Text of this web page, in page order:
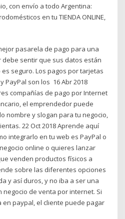
con envío a todo Argentina:
en tu TIENDA ONLINE,
pasarela de pago para una
debe sentir que sus datos están
seguro. Los pagos por tarjetas
PayPal son los 16 Abr 2018
compañías de pago por Internet
el emprendedor puede
nombre y slogan para tu negocio,
22 Oct 2018 Aprende aquí
integrarlo en tu web es PayPal o
online o quieres lanzar
venden productos físicos a
sobre las diferentes opciones
y así duros, y no iba a ser una
de venta por internet. Si
en paypal, el cliente puede pagar